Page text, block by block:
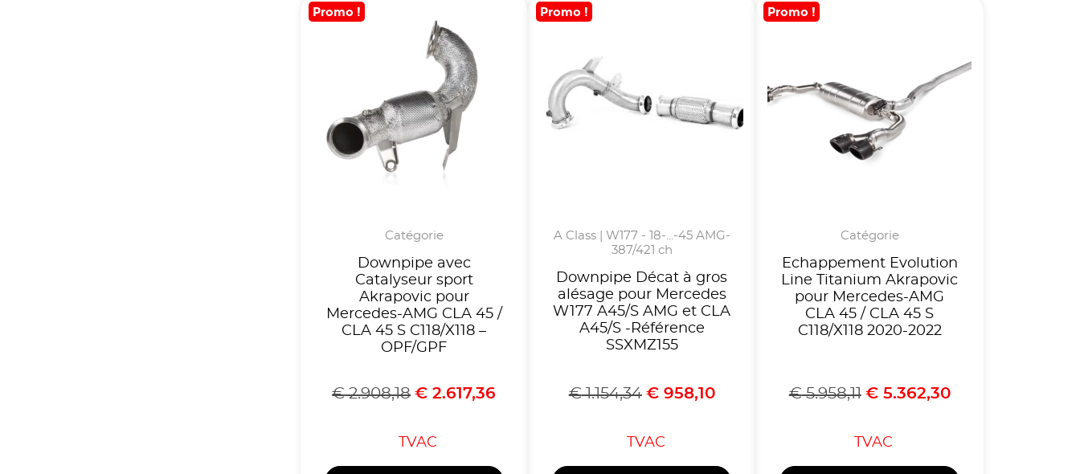
Promo !
Catégorie
Downpipe avec
Catalyseur sport
Akrapovic pour
Mercedes-AMG CLA 45 /
CLA 45 S C118/X118 –
OPF/GPF
€2.908,18 € 2.617,36
TVAC
Promo !
A Class | W177 - 18-...-45 AMG-
387/421 ch
Downpipe Décat à gros
alésage pour Mercedes
W177 A45/S AMG et CLA
A45/S -Référence
SSXMZ155
€1.154,34 €958,10
TVAC
Promo !
Catégorie
Echappement Evolution
Line Titanium Akrapovic
pour Mercedes-AMG
CLA 45 / CLA 45 S
C118/X118 2020-2022
€5.958,11 €5.362,30
TVAC